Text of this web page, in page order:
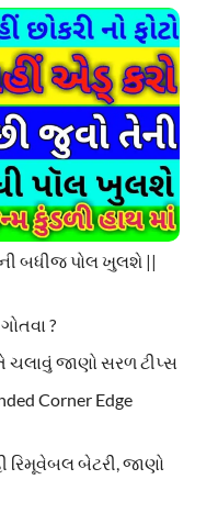
બધીજ પોલ ખુલશે ||
?
ચલાવું જાણો સરળ ટીપ્સ
Corner Edge
રિમૂવેબલ બેટરી, જાણો